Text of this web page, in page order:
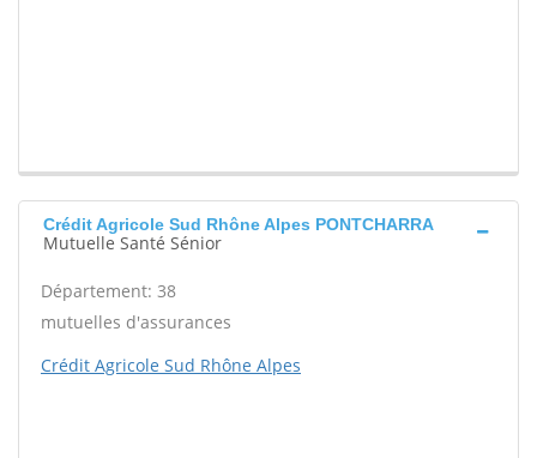
Crédit Agricole Sud Rhône Alpes PONTCHARRA
Mutuelle Santé Sénior
Département: 38
mutuelles d'assurances
Crédit Agricole Sud Rhône Alpes